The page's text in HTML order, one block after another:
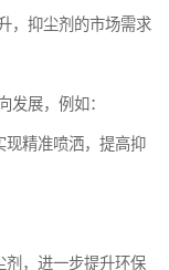
，抑尘剂的市场需求
发展，例如：
现精准喷洒，提高抑
剂，进一步提升环保